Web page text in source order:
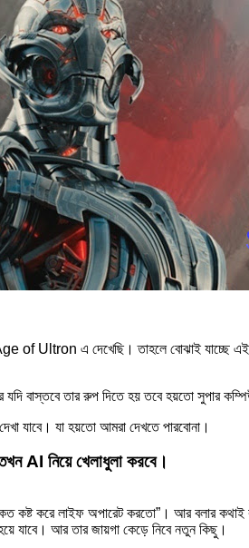
of Ultron এ দেখেছি। তাহলে বোঝাই যাচ্ছে
যদি বাস্তবে তার রুপ দিতে হয় তবে হয়তো সুপার
যাবে। যা হয়তো আমরা দেখতে পারবোনা।
AI নিয়ে খেলাধুলা করবে।
কত কষ্ট করে লাইফ অপারেট করতো”। আর বলার
যাবে। আর তার জায়গা কেড়ে নিবে নতুন কিছু।